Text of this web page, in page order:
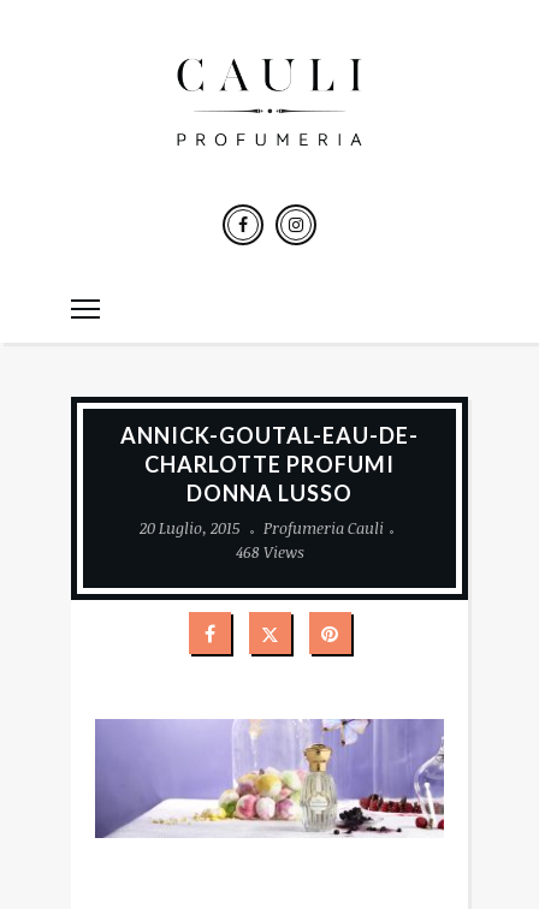
ANNICK-GOUTAL-EAU-DE-
CHARLOTTE PROFUMI
DONNA LUSSO
20 Luglio, 2015
Profumeria Cauli
468 Views